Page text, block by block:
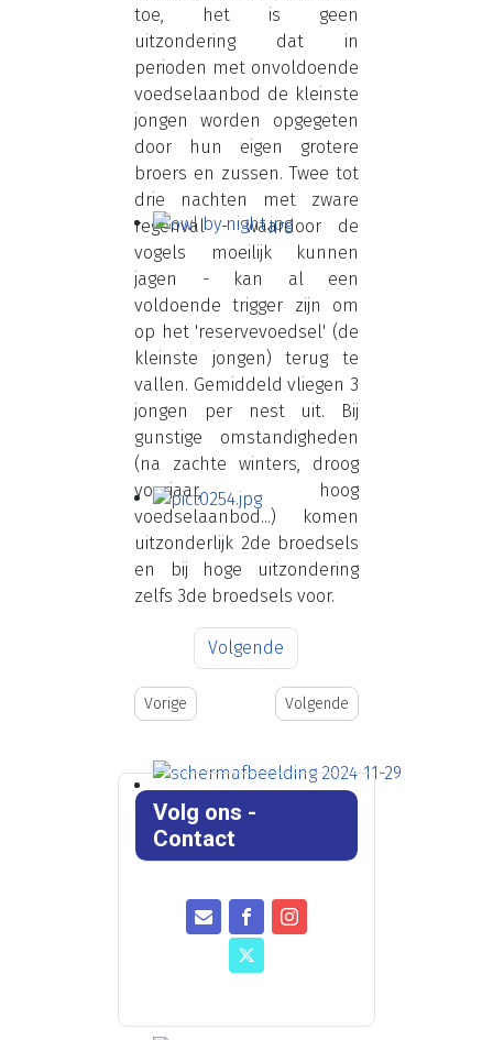
toe, het is geen
uitzondering dat in
perioden met onvoldoende
voedselaanbod de kleinste
jongen worden opgegeten
door hun eigen grotere
broers en zussen. Twee tot
drie nachten met zware
regenval - waardoor de
vogels moeilijk kunnen
jagen - kan al een
voldoende trigger zijn om
op het 'reservevoedsel' (de
kleinste jongen) terug te
vallen. Gemiddeld vliegen 3
jongen per nest uit. Bij
gunstige omstandigheden
(na zachte winters, droog
voorjaar, hoog
voedselaanbod...) komen
uitzonderlijk 2de broedsels
en bij hoge uitzondering
zelfs 3de broedsels voor.
Volgende
Vorig artikel: Contact
Vorige Volgende artikel: Steun onze
Volgende
Volg ons -
Contact